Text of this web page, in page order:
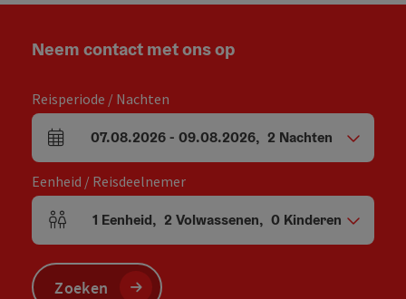
Neem contact met ons op
Reisperiode / Nachten
Velden voor aankomst en vertrek
07.08.2026- 09.08.2026, 2 Nachten
Eenheid / Reisdeelnemer
Aantal eenheden en persoonsvelden
1 Eenheid, 2 Volwassenen, 0 Kinderen
Zoeken